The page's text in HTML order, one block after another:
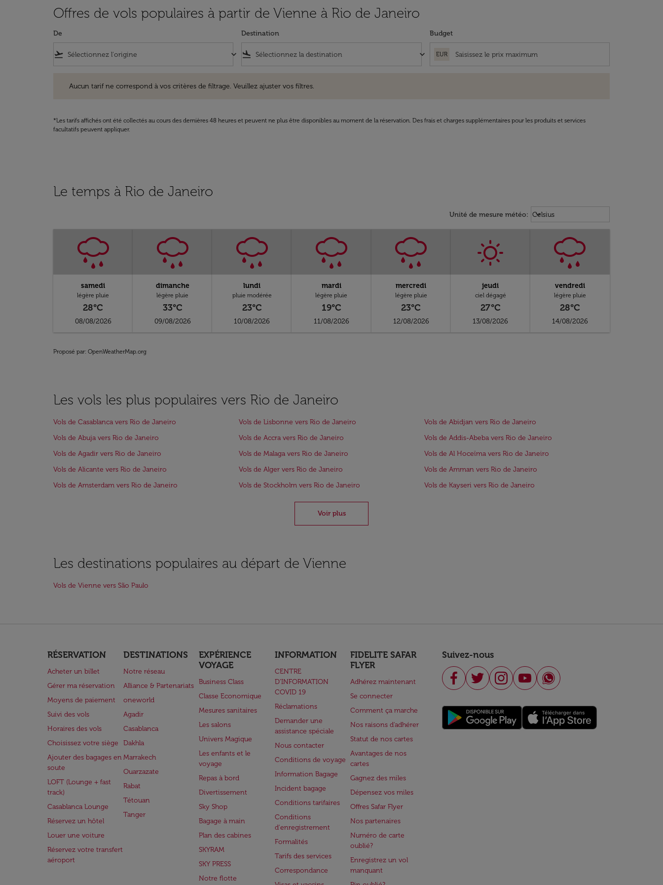
Offres de vols populaires à partir de Vienne à Rio de Janeiro
De
flight_takeoff keyboard_arrow_down
Destination
flight_land keyboard_arrow_down
Budget
EUR
Aucun tarif ne correspond à vos critères de filtrage. Veuillez ajuster vos filtres.
*Les tarifs affichés ont été collectés au cours des dernières 48 heures et peuvent ne plus être disponibles au moment de la réservation. Des frais et charges supplémentaires pour les produits et services
facultatifs peuvent appliquer.
Le temps à Rio de Janeiro
Unité de mesure météo: Weather unit option Celsius
Celsius
keyboard_arrow_down
samedi
légère pluie
28°C
08/08/2026
dimanche
légère pluie
33°C
09/08/2026
lundi
pluie modérée
23°C
10/08/2026
mardi
légère pluie
19°C
11/08/2026
mercredi
légère pluie
23°C
12/08/2026
jeudi
ciel dégagé
27°C
13/08/2026
vendredi
légère pluie
28°C
14/08/2026
Proposé par: OpenWeatherMap.org
Les vols les plus populaires vers Rio de Janeiro
Vols de Casablanca vers Rio de Janeiro Vols de Lisbonne vers Rio de Janeiro
Vols de Abidjan vers Rio de Janeiro
Vols de Abuja vers Rio de Janeiro
Vols de Accra vers Rio de Janeiro
Vols de Addis-Abeba vers Rio de Janeiro
Vols de Agadir vers Rio de Janeiro
Vols de Malaga vers Rio de Janeiro
Vols de Al Hoceïma vers Rio de Janeiro
Vols de Alicante vers Rio de Janeiro
Vols de Alger vers Rio de Janeiro
Vols de Amman vers Rio de Janeiro
Vols de Amsterdam vers Rio de Janeiro
Vols de Stockholm vers Rio de Janeiro Vols de Kayseri vers Rio de Janeiro
Voir plus
Les destinations populaires au départ de Vienne
Vols de Vienne vers São Paulo
RÉSERVATION
Acheter un billet
Gérer ma réservation
Moyens de paiement
Suivi des vols
Horaires des vols
Choisissez votre siège
Ajouter des bagages en
soute
LOFT (Lounge + fast
track)
Casablanca Lounge
Réservez un hôtel
Louer une voiture
Réservez votre transfert
aéroport
DESTINATIONS
Notre réseau
Alliance & Partenariats
oneworld
Agadir
Casablanca
Dakhla
Marrakech
Ouarzazate
Rabat
Tétouan
Tanger
EXPÉRIENCE
VOYAGE
Business Class
Classe Economique
Mesures sanitaires
Les salons
Univers Magique
Les enfants et le
voyage
Repas à bord
Divertissement
Sky Shop
Bagage à main
Plan des cabines
SKYRAM
SKY PRESS
Notre flotte
INFORMATION
CENTRE
D’INFORMATION
COVID 19
Réclamations
Demander une
assistance spéciale
Nous contacter
Conditions de voyage
Information Bagage
Incident bagage
Conditions tarifaires
Conditions
d'enregistrement
Formalités
Tarifs des services
Correspondance
FIDELITE SAFAR
FLYER
Adhérez maintenant
Se connecter
Comment ça marche
Nos raisons d'adhérer
Statut de nos cartes
Avantages de nos
cartes
Gagnez des miles
Dépensez vos miles
Offres Safar Flyer
Nos partenaires
Numéro de carte
oublié?
Enregistrez un vol
manquant
Suivez-nous